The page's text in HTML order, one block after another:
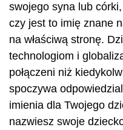
swojego syna lub
czy jest to imię znane
na właściwą stronę.
technologiom i
połączeni niż
spoczywa
imienia dla Twojego
nazwiesz swoje